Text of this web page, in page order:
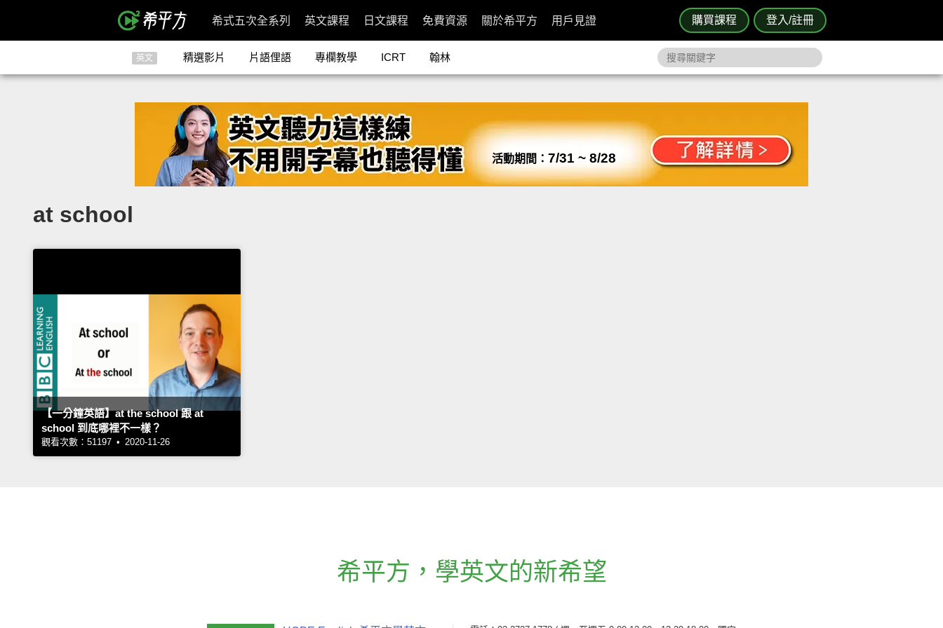
購買課程 登入/註冊
希式五次全系列 英文課程 日文課程 免費資源 關於希平方 用戶見證
英文 精選影片 片語俚語 專欄教學 ICRT 翰林
活動期間： 7/31 ~ 8/28
at school
【一分鐘英語】at the school 跟 at
school 到底哪裡不一樣？
觀看次數：51197 • 2020-11-26
希平方 ， 學英文的新希望